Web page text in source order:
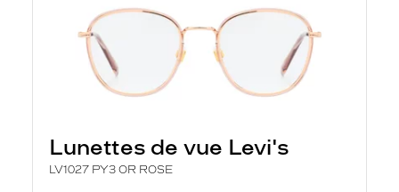
Lunettes de vue Levi's
LV1027 PY3 OR ROSE